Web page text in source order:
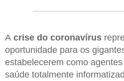
A crise do coronavírus
oportunidade para os
estabelecerem como
saúde totalmente